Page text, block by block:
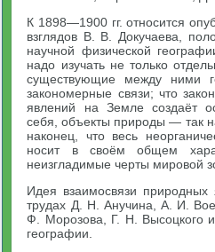
К 1898—1900 гг. относится
взглядов В. В. Докучаева,
научной физической
надо изучать не только
существующие между ними
закономерные связи; что
явлений на Земле создаёт
себя, объекты природы — так
наконец, что весь
носит в своём общем
неизгладимые черты мировой
Идея взаимосвязи природных
трудах Д. Н. Анучина, А. И.
Ф. Морозова, Г. Н. Высоцкого и
географии.